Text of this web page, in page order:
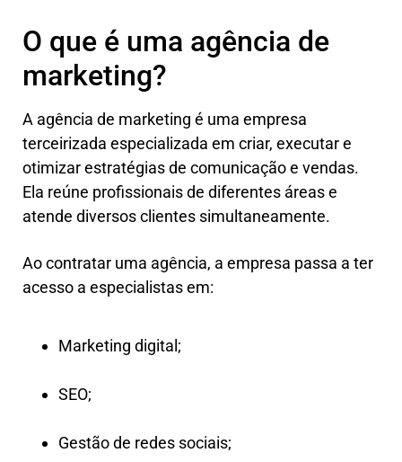
O que é uma agência de
marketing?
A agência de marketing é uma empresa
terceirizada especializada em criar, executar e
otimizar estratégias de comunicação e vendas.
Ela reúne profissionais de diferentes áreas e
atende diversos clientes simultaneamente.
Ao contratar uma agência, a empresa passa a ter
acesso a especialistas em:
Marketing digital;
SEO;
Gestão de redes sociais;